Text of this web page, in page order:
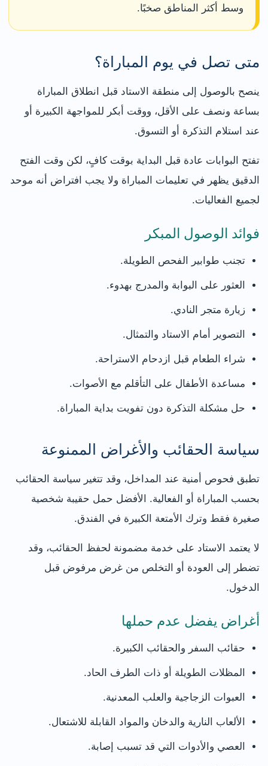
وسط أكثر المناطق صخبًا.
متى تصل في يوم المباراة؟
ينصح بالوصول إلى منطقة الاستاد قبل انطلاق المباراة
بساعة ونصف على الأقل، ووقت أبكر للمواجهة الكبيرة أو
عند استلام التذكرة أو التسوق.
تفتح البوابات عادة قبل البداية بوقت كافٍ، لكن وقت الفتح
الدقيق يظهر في تعليمات المباراة ولا يجب افتراض أنه موحد
لجميع الفعاليات.
فوائد الوصول المبكر
تجنب طوابير الفحص الطويلة.
العثور على البوابة والمدرج بهدوء.
زيارة متجر النادي.
التصوير أمام الاستاد والتمثال.
شراء الطعام قبل ازدحام الاستراحة.
مساعدة الأطفال على التأقلم مع الأصوات.
حل مشكلة التذكرة دون تفويت بداية المباراة.
سياسة الحقائب والأغراض الممنوعة
تطبق فحوص أمنية عند المداخل، وقد تتغير سياسة الحقائب
بحسب المباراة أو الفعالية. الأفضل حمل حقيبة شخصية
صغيرة فقط وترك الأمتعة الكبيرة في الفندق.
لا يعتمد الاستاد على خدمة مضمونة لحفظ الحقائب، وقد
تضطر إلى العودة أو التخلص من غرض مرفوض قبل
الدخول.
أغراض يفضل عدم حملها
حقائب السفر والحقائب الكبيرة.
المظلات الطويلة أو ذات الطرف الحاد.
العبوات الزجاجية والعلب المعدنية.
الألعاب النارية والدخان والمواد القابلة للاشتعال.
العصي والأدوات التي قد تسبب إصابة.